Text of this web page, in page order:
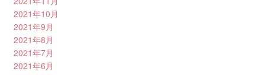
2021年10月
2021年9月
2021年8月
2021年7月
2021年6月